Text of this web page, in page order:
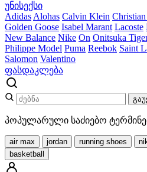
უნისექსი
Adidas Alohas Calvin Klein
Golden Goose Isabel Marant Lacoste
New Balance Nike On Onitsuka
Philippe Model Puma Reebok Saint
Salomon Valentino
ფასდაკლება
პოპულარული საძიებო
air max jordan running shoes
basketball